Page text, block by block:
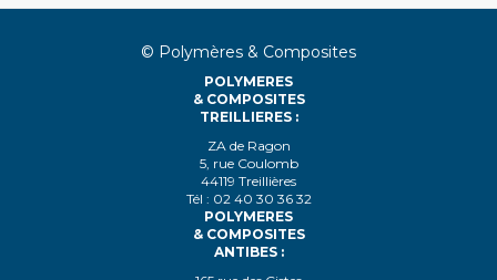
© Polymères & Composites
POLYMERES
& COMPOSITES
TREILLIERES :
ZA de Ragon
5, rue Coulomb
44119 Treillières
Tél : 02 40 30 36 32
POLYMERES
& COMPOSITES
ANTIBES :